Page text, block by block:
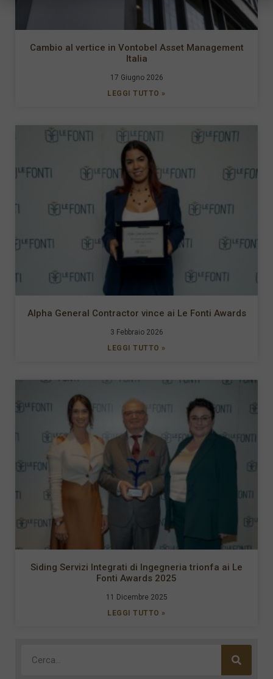
Cambio al vertice in Vontobel Asset Management
Italia
17 Giugno 2026
LEGGI TUTTO »
Alpha General Contractor vince ai Le Fonti Awards
3 Febbraio 2026
LEGGI TUTTO »
Siding Servizi Integrati di Ingegneria trionfa ai Le
Fonti Awards 2025
11 Dicembre 2025
LEGGI TUTTO »